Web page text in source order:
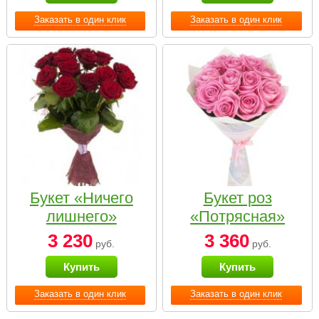
Заказать в один клик Заказать в один клик
Заказать в один клик
Букет «Ничего
лишнего»
3 230 руб.
Купить
Заказать в один клик
Букет роз
«Потрясная»
3 360руб.
Купить